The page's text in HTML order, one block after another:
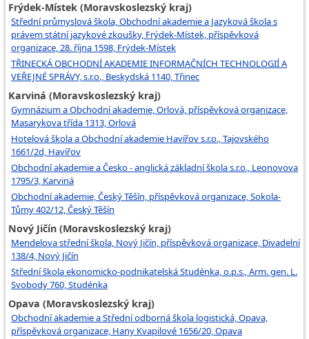
Frýdek-Místek (Moravskoslezský kraj)
Střední průmyslová škola, Obchodní akademie a Jazyková škola s
právem státní jazykové zkoušky, Frýdek-Místek, příspěvková
organizace, 28. října 1598, Frýdek-Místek
TŘINECKÁ OBCHODNÍ AKADEMIE INFORMAČNÍCH TECHNOLOGIÍ A
VEŘEJNÉ SPRÁVY, s.r.o., Beskydská 1140, Třinec
Karviná (Moravskoslezský kraj)
Gymnázium a Obchodní akademie, Orlová, příspěvková organizace,
Masarykova třída 1313, Orlová
Hotelová škola a Obchodní akademie Havířov s.r.o., Tajovského
1661/2d, Havířov
Obchodní akademie a Česko - anglická základní škola s.r.o., Leonovova
1795/3, Karviná
Obchodní akademie, Český Těšín, příspěvková organizace, Sokola-
Tůmy 402/12, Český Těšín
Nový Jičín (Moravskoslezský kraj)
Mendelova střední škola, Nový Jičín, příspěvková organizace, Divadelní
138/4, Nový Jičín
Střední škola ekonomicko-podnikatelská Studénka, o.p.s., Arm. gen. L.
Svobody 760, Studénka
Opava (Moravskoslezský kraj)
Obchodní akademie a Střední odborná škola logistická, Opava,
příspěvková organizace, Hany Kvapilové 1656/20, Opava